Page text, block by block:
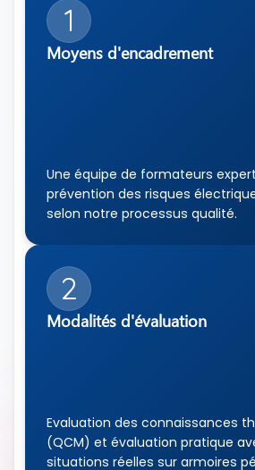
1
Moyens d'encadrement
Une équipe de formateurs
prévention des risques
selon notre processus qualité.
2
Modalités d'évaluation
Evaluation des connaissances
(QCM) et évaluation pratique
situations réelles sur armoires